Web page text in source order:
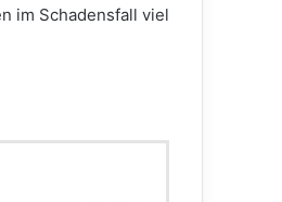
im Schadensfall viel